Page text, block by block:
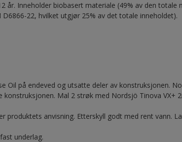
år. Inneholder biobasert materiale (49% av den totale
22, hvilket utgjør 25% av det totale inneholdet).
Oil på endeved og utsatte deler av konstruksjonen.
Mal 2 strøk med Nordsjö Tinova VX+
produktets anvisning. Etterskyll godt med rent vann.
underlag.